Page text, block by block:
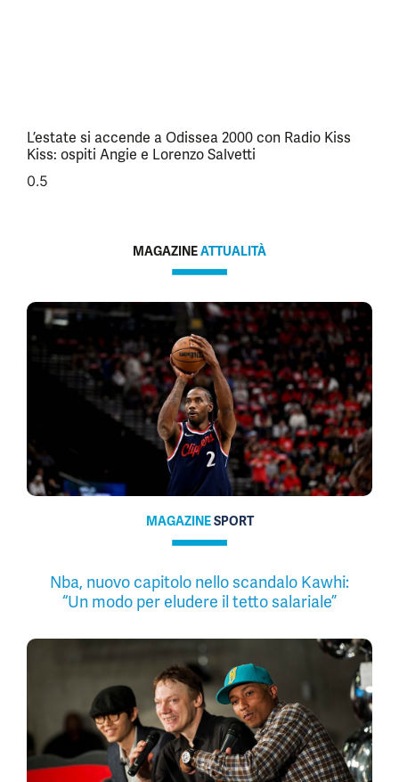
L’estate si accende a Odissea 2000 con Radio Kiss
Kiss: ospiti Angie e Lorenzo Salvetti
MAGAZINEATTUALITÀ
MAGAZINESPORT
Nba, nuovo capitolo nello scandalo Kawhi:
“Un modo per eludere il tetto salariale”